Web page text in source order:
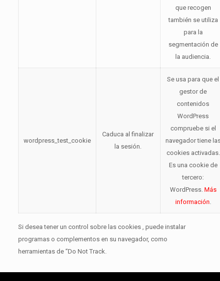
que recogen
también se utiliza
para la
segmentación de
la audiencia.
wordpress_test_cookie
Caduca al finalizar
la sesión.
Se usa para que el
gestor de
contenidos
WordPress
compruebe si el
navegador tiene
cookies activadas.
Es una cookie de
tercero:
WordPress. Más
información.
Si desea tener un control sobre las cookies , puede instalar
programas o complementos en su navegador, como
herramientas de “Do Not Track.